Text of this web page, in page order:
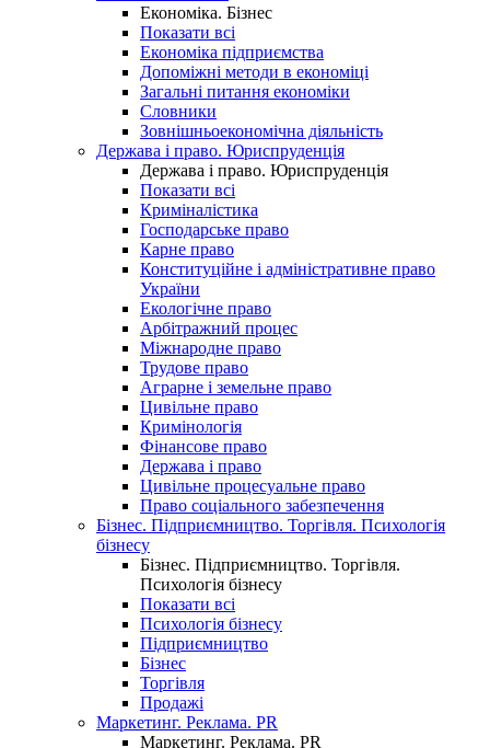
Економіка. Бізнес
Показати всі
Економіка підприємства
Допоміжні методи в економіці
Загальні питання економіки
Словники
Зовнішньоекономічна діяльність
Держава і право. Юриспруденція
Держава і право. Юриспруденція
Показати всі
Криміналістика
Господарське право
Карне право
Конституційне і адміністративне право
України
Екологічне право
Арбітражний процес
Міжнародне право
Трудове право
Аграрне і земельне право
Цивільне право
Кримінологія
Фінансове право
Держава і право
Цивільне процесуальне право
Право соціального забезпечення
Бізнес. Підприємництво. Торгівля. Психологія
бізнесу
Бізнес. Підприємництво. Торгівля.
Психологія бізнесу
Показати всі
Психологія бізнесу
Підприємництво
Бізнес
Торгівля
Продажі
Маркетинг. Реклама. PR
Маркетинг. Реклама. PR